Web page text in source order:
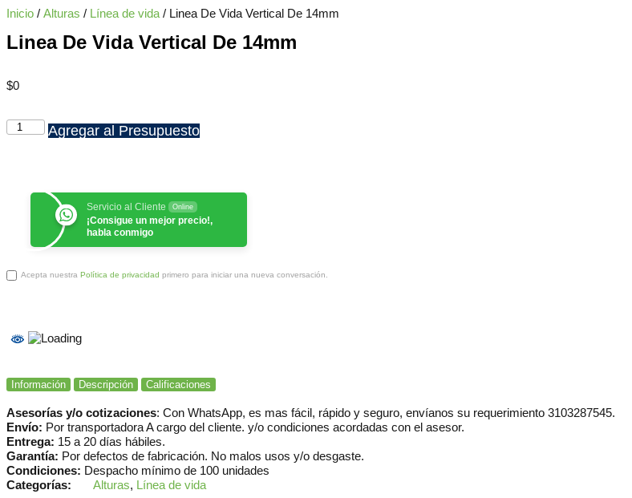
Inicio / Alturas / Línea de vida / Linea De Vida Vertical De 14mm
Linea De Vida Vertical De 14mm
$0
Agregar al Presupuesto
Servicio al Cliente Online
¡Consigue un mejor precio!,
habla conmigo
Acepta nuestra Política de privacidad primero para iniciar una nueva conversación.
Información Descripción Calificaciones
Asesorías y/o cotizaciones: Con WhatsApp, es mas fácil, rápido y seguro, envíanos su requerimiento 3103287545.
Envío: Por transportadora A cargo del cliente. y/o condiciones acordadas con el asesor.
Entrega: 15 a 20 días hábiles.
Garantía: Por defectos de fabricación. No malos usos y/o desgaste.
Condiciones: Despacho mínimo de 100 unidades
Categorías:
Alturas, Línea de vida